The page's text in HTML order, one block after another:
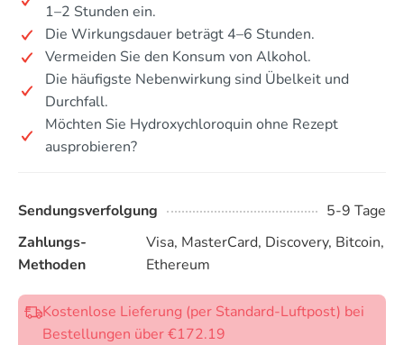
1–2 Stunden ein.
Die Wirkungsdauer beträgt 4–6 Stunden.
Vermeiden Sie den Konsum von Alkohol.
Die häufigste Nebenwirkung sind Übelkeit und
Durchfall.
Möchten Sie Hydroxychloroquin ohne Rezept
ausprobieren?
Sendungsverfolgung
5-9 Tage
Zahlungs-
Methoden
Visa, MasterCard, Discovery, Bitcoin,
Ethereum
Kostenlose Lieferung (per Standard-Luftpost) bei
Bestellungen über €172.19